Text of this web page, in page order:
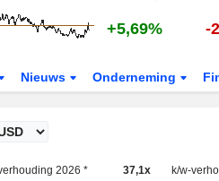
+5,69% -
Nieuws Onderneming
2026 * 37,1x k/w-